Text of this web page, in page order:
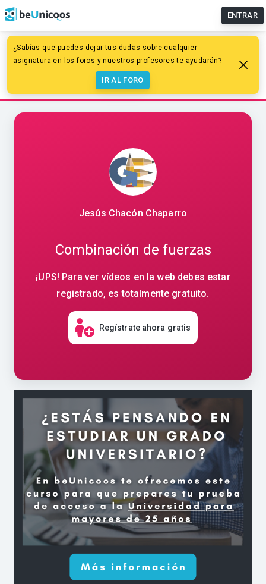
ENTRAR
¿Sabías que puedes dejar tus dudas sobre cualquier
asignatura en los foros y nuestros profesores te ayudarán?
IR AL FORO
Educación primaria
Ciencias Naturales
Fuentes de energía
Combinación de fuerzas
Jesús Chacón Chaparro
Combinación de fuerzas
¡UPS! Para ver vídeos en la web debes estar
registrado, es totalmente gratuito.
Regístrate ahora gratis